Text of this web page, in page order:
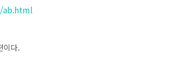
ab.html
이다.